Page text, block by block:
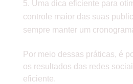
Uma dica eficiente para
controle maior das suas
sempre manter um
Por meio dessas práticas, é
os resultados das redes
eficiente.